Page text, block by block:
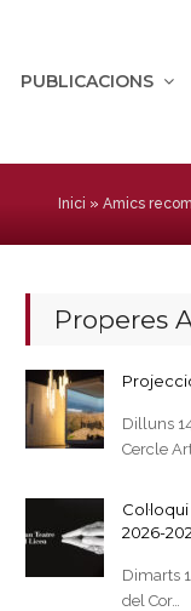
PUBLICACIONS
Inici » Amics
Properes
Dilluns
Cercle
2026-
Dimarts
del Cor…